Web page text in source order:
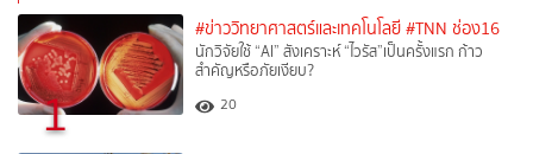
1
#ข่าววิทยาศาสตร์และเทคโนโลยี #TNN ช่อง16
นักวิจัยใช้ “AI” สังเคราะห์ “ไวรัส”เป็นครั้งแรก ก้าว
สำคัญหรือภัยเงียบ?
20